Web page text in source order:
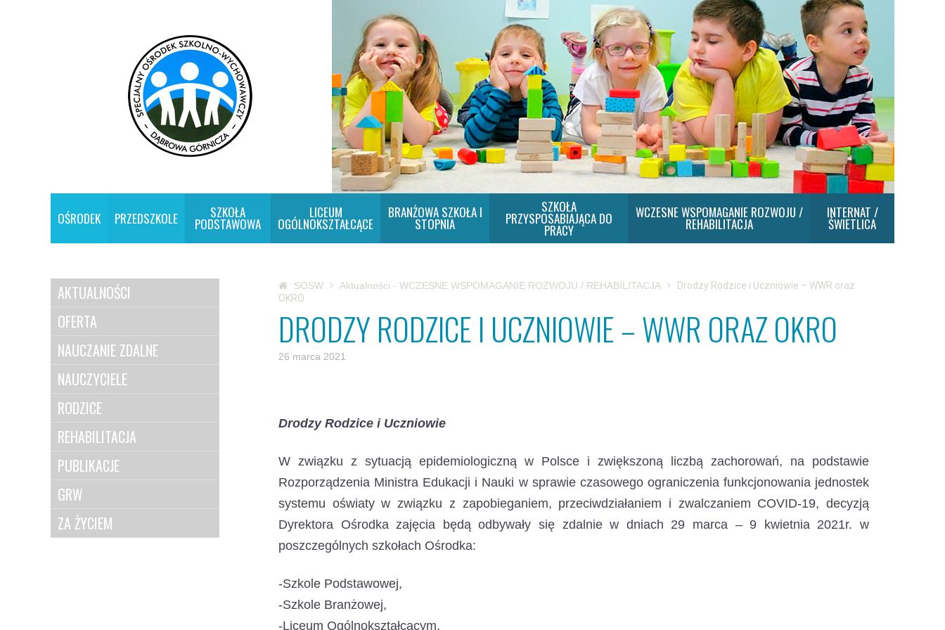
OŚRODEK PRZEDSZKOLE SZKOŁA
PODSTAWOWA
LICEUM
OGÓLNOKSZTAŁCĄCE
BRANŻOWA SZKOŁA I
STOPNIA
SZKOŁA
PRZYSPOSABIAJĄCA DO
PRACY
WCZESNE WSPOMAGANIE ROZWOJU /
REHABILITACJA
INTERNAT /
ŚWIETLICA
AKTUALNOŚCI
OFERTA
NAUCZANIE ZDALNE
NAUCZYCIELE
RODZICE
REHABILITACJA
PUBLIKACJE
GRW
ZA ŻYCIEM
SOSW Aktualności - WCZESNE WSPOMAGANIE ROZWOJU / REHABILITACJA
Drodzy Rodzice i Uczniowie – WWR oraz
OKRO
DRODZY RODZICE I UCZNIOWIE – WWR ORAZ OKRO
26 marca 2021
Drodzy Rodzice i Uczniowie
W związku z sytuacją epidemiologiczną w Polsce i zwiększoną liczbą zachorowań, na podstawie
Rozporządzenia Ministra Edukacji i Nauki w sprawie czasowego ograniczenia funkcjonowania jednostek
systemu oświaty w związku z zapobieganiem, przeciwdziałaniem i zwalczaniem COVID-19, decyzją
Dyrektora Ośrodka zajęcia będą odbywały się zdalnie w dniach 29 marca – 9 kwietnia 2021r. w
poszczególnych szkołach Ośrodka:
-Szkole Podstawowej,
-Szkole Branżowej,
-Liceum Ogólnokształcącym,